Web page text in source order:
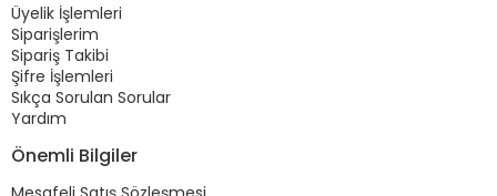
Üyelik İşlemleri
Siparişlerim
Sipariş Takibi
Şifre İşlemleri
Sıkça Sorulan Sorular
Yardım
Önemli Bilgiler